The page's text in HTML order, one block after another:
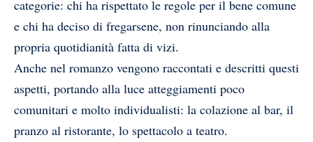
categorie: chi ha rispettato le regole per il bene comune
e chi ha deciso di fregarsene, non rinunciando alla
propria quotidianità fatta di vizi.
Anche nel romanzo vengono raccontati e descritti questi
aspetti, portando alla luce atteggiamenti poco
comunitari e molto individualisti: la colazione al bar, il
pranzo al ristorante, lo spettacolo a teatro.